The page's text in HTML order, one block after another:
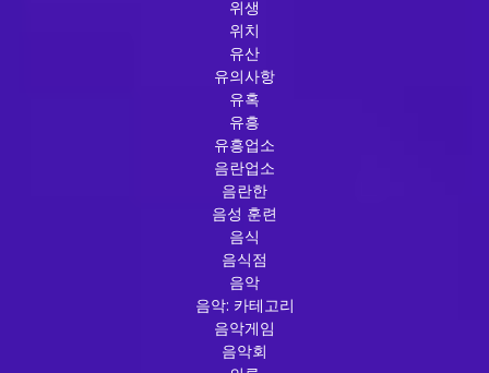
위생
위치
유산
유의사항
유혹
유흥
유흥업소
음란업소
음란한
음성 훈련
음식
음식점
음악
음악: 카테고리
음악게임
음악회